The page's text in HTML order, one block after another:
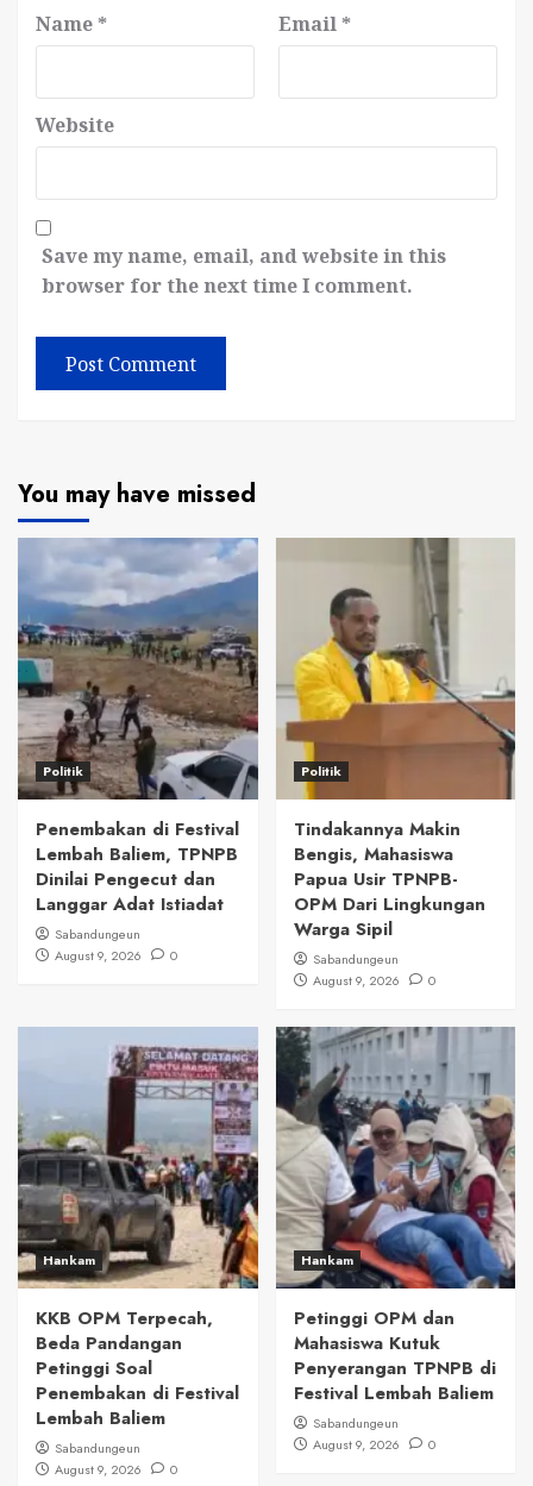
Name * Email *
Website
Save my name, email, and website in this
browser for the next time I comment.
You may have missed
Politik
Penembakan di Festival
Lembah Baliem, TPNPB
Dinilai Pengecut dan
Langgar Adat Istiadat
Sabandungeun
August 9, 2026
0
Politik
Tindakannya Makin
Bengis, Mahasiswa
Papua Usir TPNPB-
OPM Dari Lingkungan
Warga Sipil
Sabandungeun
August 9, 2026
0
Hankam
KKB OPM Terpecah,
Beda Pandangan
Petinggi Soal
Penembakan di Festival
Lembah Baliem
Sabandungeun
August 9, 2026
0
Hankam
Petinggi OPM dan
Mahasiswa Kutuk
Penyerangan TPNPB di
Festival Lembah Baliem
Sabandungeun
August 9, 2026
0